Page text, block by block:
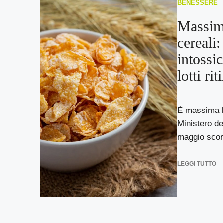
BENESSERE
lotti
È massima
Ministero
maggio
LEGGI TUTTO